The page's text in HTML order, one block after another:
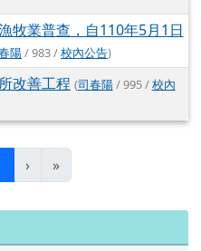
牧業普查，自110年5月1日
陽/ 983 /校內公告)
改善工程 (司春陽/ 995 /校內
(目前頁次)
› »